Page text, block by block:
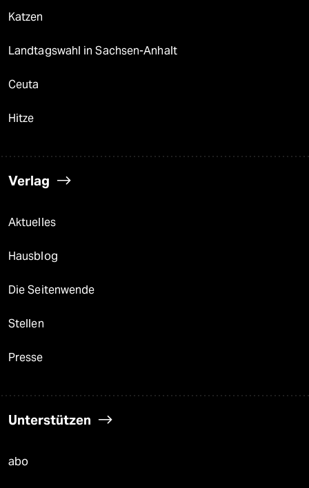
Katzen
Landtagswahl in Sachsen-Anhalt
Ceuta
Hitze
Verlag
Aktuelles
Hausblog
Die Seitenwende
Stellen
Presse
Unterstützen
abo